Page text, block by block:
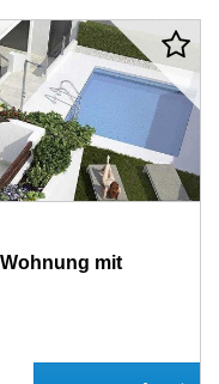
Wohnung mit